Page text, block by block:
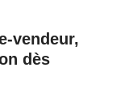
vendeur,
dès